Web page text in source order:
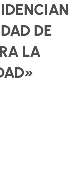
DE
LA